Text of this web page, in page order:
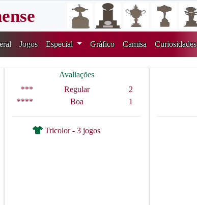
Jogos Especial Gráfico Camisa Curiosidades
Avaliações
***
Regular
2
****
Boa 1
Tricolor - 3 jogos